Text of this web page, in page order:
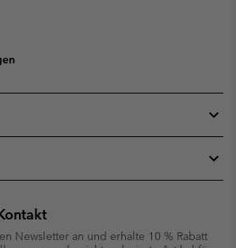
Newsletter an und erhalte 10 % Rabatt